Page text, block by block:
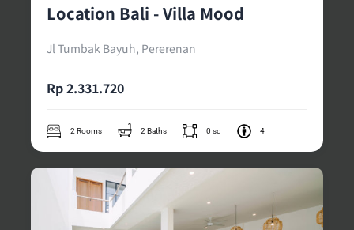
Location Bali - Villa Mood
Jl Tumbak Bayuh, Pererenan
Rp 2.331.720
2 Rooms 2 Baths 0 sq 4